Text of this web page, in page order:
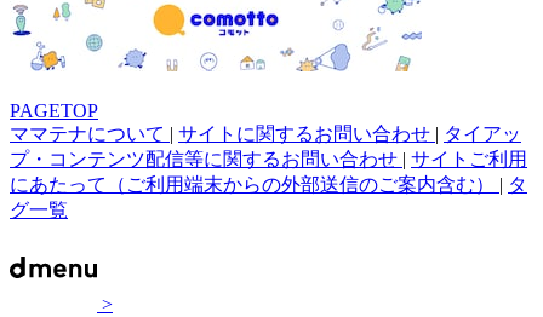
PAGETOP
ママテナについて | サイトに関するお問い合わせ | タイアッ
プ・コンテンツ配信等に関するお問い合わせ | サイトご利用
にあたって（ご利用端末からの外部送信のご案内含む） | タ
グ一覧
>